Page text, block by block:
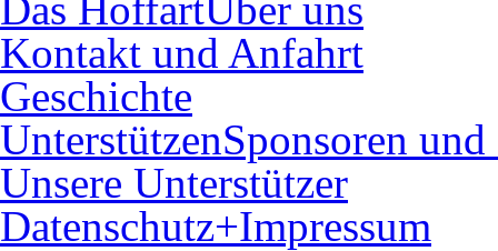
Kontakt und Anfahrt
Geschichte
UnterstützenSponsoren
Unsere Unterstützer
Datenschutz+Impressum